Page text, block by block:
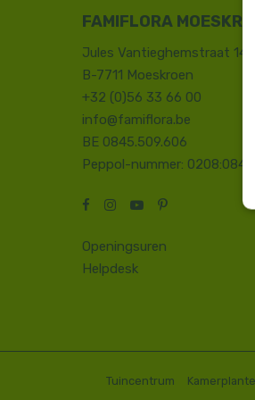
FAMIFLORA
Jules Vantieghemstraat 14
B-7711 Moeskroen
+32 (0)56 33 66 00
info@famiflora.be
BE 0845.509.606
Peppol-nummer:
Openingsuren
Helpdesk
Tuincentrum